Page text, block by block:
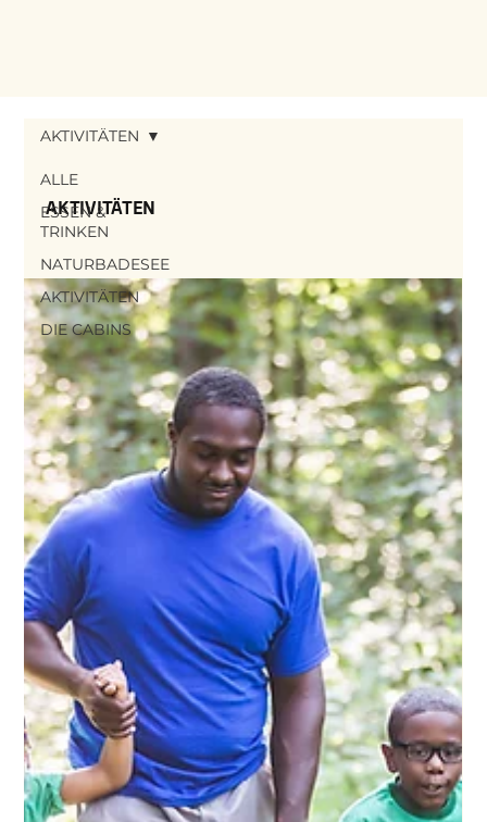
ALLE
ESSEN &
TRINKEN
NATURBADESEE
AKTIVITÄTEN
DIE CABINS
AKTIVITÄTEN
AKTIVITÄTEN